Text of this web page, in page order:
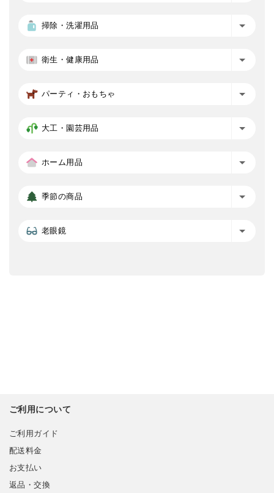
掃除・洗濯用品
衛生・健康用品
パーティ・おもちゃ
大工・園芸用品
ホーム用品
季節の商品
老眼鏡
ご利用について
ご利用ガイド
配送料金
お支払い
返品・交換